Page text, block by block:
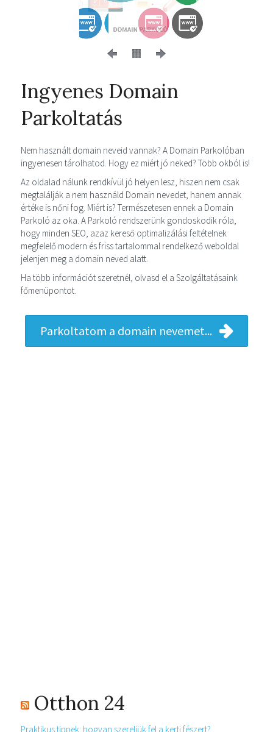
Ingyenes Domain
Parkoltatás
Nem használt domain neveid vannak? A Domain Parkolóban
ingyenesen tárolhatod. Hogy ez miért jó neked? Több okból is!
Az oldalad nálunk rendkívül jó helyen lesz, hiszen nem csak
megtalálják a nem használd Domain nevedet, hanem annak
értéke is nőni fog. Miért is? Természetesen ennek a Domain
Parkoló az oka. A Parkoló rendszerünk gondoskodik róla,
hogy minden SEO, azaz kereső optimalizálási feltételnek
megfelelő modern és friss tartalommal rendelkező weboldal
jelenjen meg a domain neved alatt.
Ha több információt szeretnél, olvasd el a Szolgáltatásaink
főmenüpontot.
Parkoltatom a domain nevemet...
Otthon 24
Praktikus tippek: hogyan szereljük fel a kerti fészert?